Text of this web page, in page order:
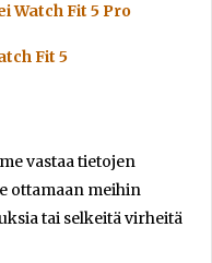
Watch Fit 5 Pro
Fit 5
vastaa tietojen
ottamaan meihin
tai selkeitä virheitä